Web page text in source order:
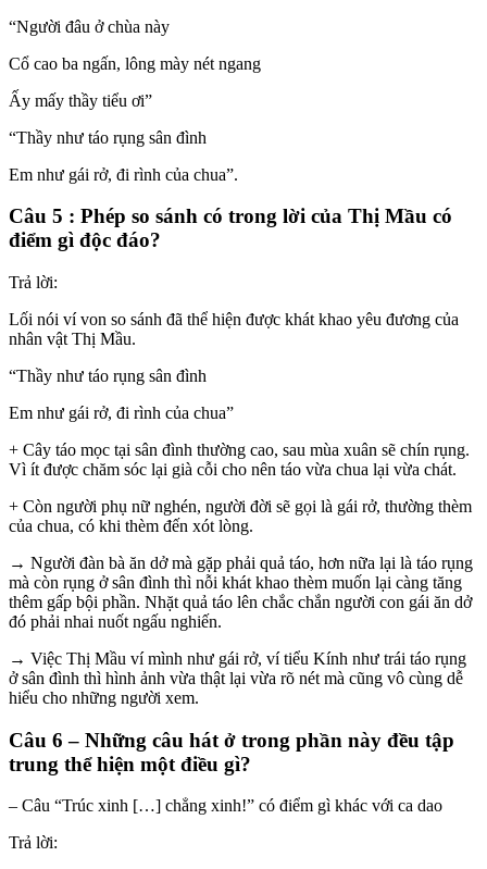
“Người đâu ở chùa này
Cổ cao ba ngấn, lông mày nét ngang
Ấy mấy thầy tiểu ơi”
“Thầy như táo rụng sân đình
Em như gái rở, đi rình của chua”.
Câu 5 : Phép so sánh có trong lời của Thị Mầu có
điểm gì độc đáo?
Trả lời:
Lối nói ví von so sánh đã thể hiện được khát khao yêu đương của
nhân vật Thị Mầu.
“Thầy như táo rụng sân đình
Em như gái rở, đi rình của chua”
+ Cây táo mọc tại sân đình thường cao, sau mùa xuân sẽ chín rụng.
Vì ít được chăm sóc lại già cỗi cho nên táo vừa chua lại vừa chát.
+ Còn người phụ nữ nghén, người đời sẽ gọi là gái rở, thường thèm
của chua, có khi thèm đến xót lòng.
→ Người đàn bà ăn dở mà gặp phải quả táo, hơn nữa lại là táo rụng
mà còn rụng ở sân đình thì nỗi khát khao thèm muốn lại càng tăng
thêm gấp bội phần. Nhặt quả táo lên chắc chắn người con gái ăn dở
đó phải nhai nuốt ngấu nghiến.
→ Việc Thị Mầu ví mình như gái rở, ví tiểu Kính như trái táo rụng
ở sân đình thì hình ảnh vừa thật lại vừa rõ nét mà cũng vô cùng dễ
hiểu cho những người xem.
Câu 6 – Những câu hát ở trong phần này đều tập
trung thể hiện một điều gì?
– Câu “Trúc xinh […] chẳng xinh!” có điểm gì khác với ca dao
Trả lời: